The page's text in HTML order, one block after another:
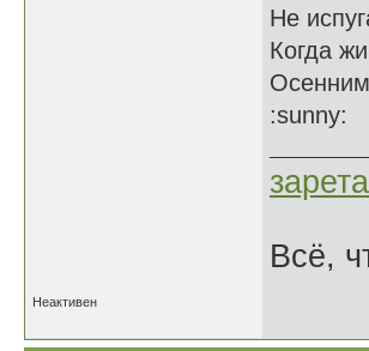
Не
Когда
:sunny:
зарета
Всё,
Неактивен